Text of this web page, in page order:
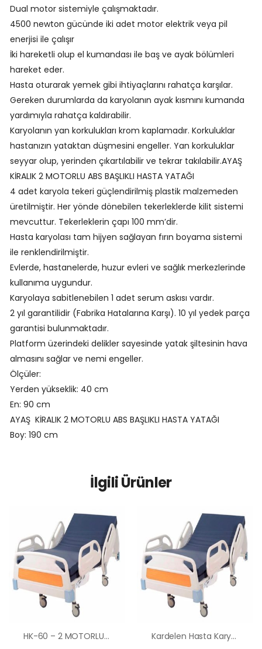
Dual motor sistemiyle çalışmaktadır.
4500 newton gücünde iki adet motor elektrik veya pil
enerjisi ile çalışır
İki hareketli olup el kumandası ile baş ve ayak bölümleri
hareket eder.
Hasta oturarak yemek gibi ihtiyaçlarını rahatça karşılar.
Gereken durumlarda da karyolanın ayak kısmını kumanda
yardımıyla rahatça kaldırabilir.
Karyolanın yan korkulukları krom kaplamadır. Korkuluklar
hastanızın yataktan düşmesini engeller. Yan korkuluklar
seyyar olup, yerinden çıkartılabilir ve tekrar takılabilir.AYAŞ
KİRALIK 2 MOTORLU ABS BAŞLIKLI HASTA YATAĞI
4 adet karyola tekeri güçlendirilmiş plastik malzemeden
üretilmiştir. Her yönde dönebilen tekerleklerde kilit sistemi
mevcuttur. Tekerleklerin çapı 100 mm’dir.
Hasta karyolası tam hijyen sağlayan fırın boyama sistemi
ile renklendirilmiştir.
Evlerde, hastanelerde, huzur evleri ve sağlık merkezlerinde
kullanıma uygundur.
Karyolaya sabitlenebilen 1 adet serum askısı vardır.
2 yıl garantilidir (Fabrika Hatalarına Karşı). 10 yıl yedek parça
garantisi bulunmaktadır.
Platform üzerindeki delikler sayesinde yatak şiltesinin hava
almasını sağlar ve nemi engeller.
Ölçüler:
Yerden yükseklik: 40 cm
En: 90 cm
AYAŞ KİRALIK 2 MOTORLU ABS BAŞLIKLI HASTA YATAĞI
Boy: 190 cm
İlgili Ürünler
HK-60 – 2 MOTORLU ABS HASTANE TİPİ HASTA KARYOLASI ANKARA HASTA KARYOLASI KİRALAMA VE SATIŞ Kardelen Hasta Karyolası Kiralama Satış Fiyatları